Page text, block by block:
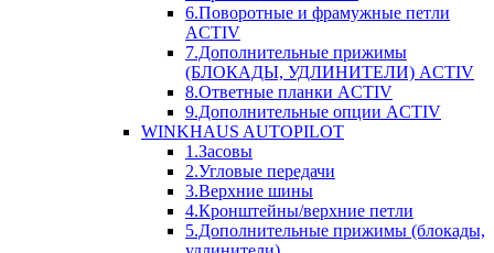
6.Поворотные и фрамужные петли
ACTIV
7.Дополнительные прижимы
(БЛОКАДЫ, УДЛИНИТЕЛИ) ACTIV
8.Ответные планки ACTIV
9.Дополнительные опции ACTIV
WINKHAUS AUTOPILOT
1.Засовы
2.Угловые передачи
3.Верхние шины
4.Кронштейны/верхние петли
5.Дополнительные прижимы (блокады,